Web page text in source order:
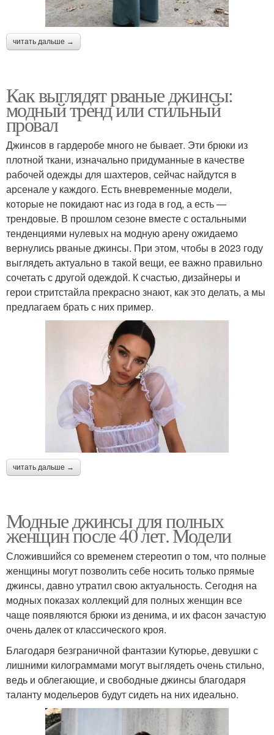
читать дальше →
Как выглядят рваные джинсы:
модный тренд или стильный
провал
Джинсов в гардеробе много не бывает. Эти брюки из
плотной ткани, изначально придуманные в качестве
рабочей одежды для шахтеров, сейчас найдутся в
арсенале у каждого. Есть вневременные модели,
которые не покидают нас из года в год, а есть —
трендовые. В прошлом сезоне вместе с остальными
тенденциями нулевых на модную арену ожидаемо
вернулись рваные джинсы. При этом, чтобы в 2023 году
выглядеть актуально в такой вещи, ее важно правильно
сочетать с другой одеждой. К счастью, дизайнеры и
герои стритстайла прекрасно знают, как это делать, а мы
предлагаем брать с них пример.
читать дальше →
Модные джинсы для полных
женщин после 40 лет. Модели
Сложившийся со временем стереотип о том, что полные
женщины могут позволить себе носить только прямые
джинсы, давно утратил свою актуальность. Сегодня на
модных показах коллекций для полных женщин все
чаще появляются брюки из денима, и их фасон зачастую
очень далек от классического кроя.
Благодаря безграничной фантазии Кутюрье, девушки с
лишними килограммами могут выглядеть очень стильно,
ведь и облегающие, и свободные джинсы благодаря
таланту модельеров будут сидеть на них идеально.